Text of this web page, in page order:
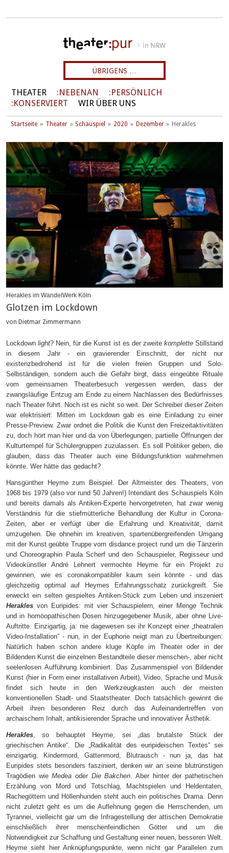
ÜBRIGENS …
THEATER NEBENAN
PERSÖNLICH
KONSERVIERT
WIR ÜBER UNS
Startseite Theater Schauspiel 2020 Dezember Herakles
Herakles im WandelWerk Köln
Glotzen im Lockdown
von Dietmar Zimmermann
Lockdownlight? Nein, für die Kunst ist es der zweite kompletteStillstand
in diesem Jahr - ein gravierender Einschnitt, der nicht nur
existenzbedrohend ist für die vielen freien Gruppen und Solo-
Selbständigen, sondern auch die Gefahr birgt, dass eingeübte Rituale
vom gemeinsamen Theaterbesuch vergessen werden, dass der
zwangsläufige Entzug am Ende zu einem Nachlassen des Bedürfnisses
nach Theater führt. Noch ist es nicht so weit. Der Schreiber dieser Zeiten
war elektrisiert: Mitten im Lockdown gab es eine Einladung zu einer
Presse-Preview. Zwar ordnet die Politik die Kunst den Freizeitaktivitäten
zu, doch hört man hier und da von Überlegungen, partielle Öffnungen der
Kulturtempel für Schülergruppen zuzulassen. Es soll Politiker geben, die
glauben, dass das Theater auch eine Bildungsfunktion wahrnehmen
könnte. Wer hätte das gedacht?
Hansgünther Heyme zum Beispiel. Der Altmeister des Theaters, von
1968 bis 1979 (also vor rund 50 Jahren!) Intendant des Schauspiels Köln
und bereits damals als Antiken-Experte hervorgetreten, hat zwar wenig
Verständnis für die stiefmütterliche Behandlung der Kultur in Corona-
Zeiten, aber er verfügt über die Erfahrung und Kreativität, damit
umzugehen. Die ohnehin im kreativen, spartenübergreifenden Umgang
mit der Kunst geübte Truppe vom disdance project rund um die Tänzerin
und Choreographin Paula Scherf und den Schauspieler, Regisseur und
Videokünstler André Lehnert vermochte Heyme für ein Projekt zu
gewinnen, wie es coronakompatibler kaum sein könnte - und das
gleichzeitig optimal auf Heymes Erfahrungsschatz zurückgreift. Sie
erweckt ein selten gespieltes Antiken-Stück zum Leben und inszeniert
Herakles von Euripides: mit vier Schauspielern, einer Menge Technik
und in homöopathischen Dosen hinzugegebener Musik, aber ohne Live-
Auftritte. Einzigartig, ja: nie dagewesen sei ihr Konzept einer „theatralen
Video-Installation“ - nun, in der Euphorie neigt man zu Übertreibungen:
Natürlich haben schon andere kluge Köpfe im Theater oder in der
Bildenden Kunst die einzelnen Bestandteile dieser menschen-, aber nicht
seelenlosen Aufführung kombiniert. Das Zusammenspiel von Bildender
Kunst (hier in Form einer installativen Arbeit), Video, Sprache und Musik
findet sich heute in den Werkzeugkasten auch der meisten
konventionellen Stadt- und Staatstheater. Doch tatsächlich gewinnt die
Arbeit ihren besonderen Reiz durch das Aufeinandertreffen von
archaischem Inhalt, antikisierender Sprache und innovativer Ästhetik.
Herakles, so behauptet Heyme, sei „das brutalste Stück der
griechischen Antike“. Die „Radikalität des euripideischen Textes“ sei
einzigartig. Kindermord, Gattenmord, Blutrausch - nun ja, das hat
Euripides stets besonders fasziniert, denken wir an seine blutrünstigen
Tragödien wieMedea oder Die Bakchen. Aber hinter der pathetischen
Erzählung von Mord und Totschlag, Machtspielen und Heldentaten,
Rachegöttern und Höllenhunden steht auch ein politisches Drama. Denn
nicht zuletzt geht es um die Auflehnung gegen die Herrschenden, um
Tyrannei, vielleicht gar um die Infragestellung der attischen Demokratie
einschließlich ihrer menschenfeindlichen Götter und um die
Notwendigkeit zur Schaffung und Gestaltung einer neuen, besseren Welt.
Heyme sieht hier Anknüpfungspunkte, wenn nicht gar Parallelen zum